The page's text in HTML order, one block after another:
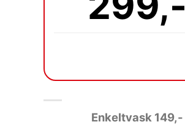
Enkeltvask 149,-